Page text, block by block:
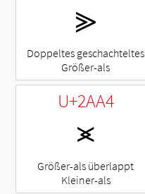
⪢
Doppeltes geschachteltes
Größer-als
U+2AA4
⪤
Größer-als überlappt
Kleiner-als